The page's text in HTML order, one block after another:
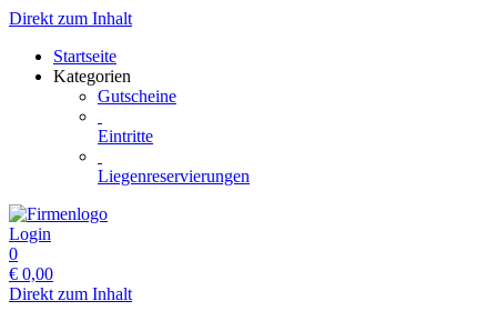
Direkt zum Inhalt
Startseite
Kategorien
Gutscheine
Eintritte
Liegenreservierungen
Login
0
€ 0,00
Direkt zum Inhalt